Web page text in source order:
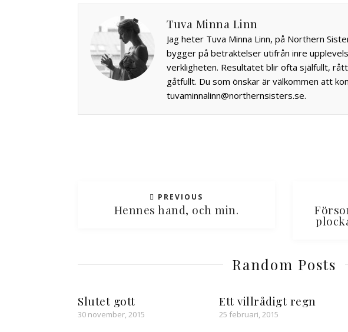
Tuva Minna Linn
Jag heter Tuva Minna Linn, på Northern
bygger på betraktelser utifrån inre
verkligheten. Resultatet blir ofta själfullt,
gåtfullt. Du som önskar är välkommen att
tuvaminnalinn@northernsisters.se.
PREVIOUS
Hennes hand, och min.
Random Posts
Slutet gott
30 november, 2015
Ett villrådigt regn
25 februari, 2015